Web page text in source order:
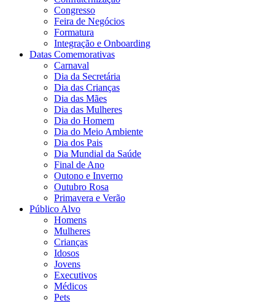
Congresso
Feira de Negócios
Formatura
Integração e Onboarding
Datas Comemorativas
Carnaval
Dia da Secretária
Dia das Crianças
Dia das Mães
Dia das Mulheres
Dia do Homem
Dia do Meio Ambiente
Dia dos Pais
Dia Mundial da Saúde
Final de Ano
Outono e Inverno
Outubro Rosa
Primavera e Verão
Público Alvo
Homens
Mulheres
Crianças
Idosos
Jovens
Executivos
Médicos
Pets